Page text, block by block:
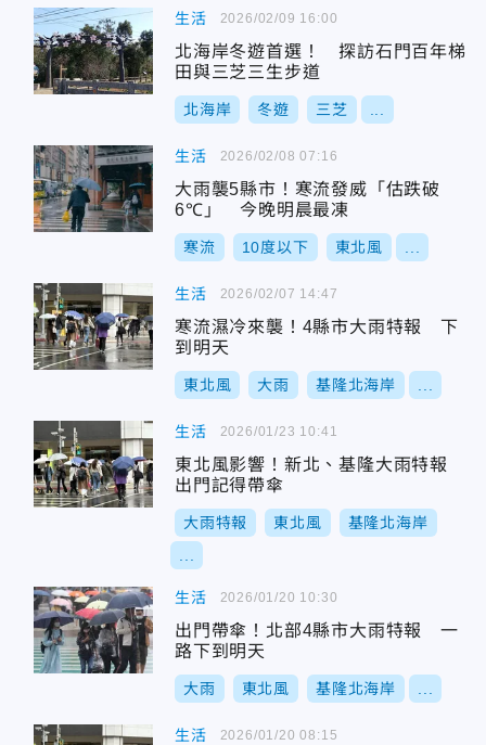
生活
北海岸冬遊首選！ 探訪石門百年梯
田與三芝三生步道
北海岸 冬遊 三芝
2026/02/09 16:00
生活
大雨襲5縣市！寒流發威「估跌破
6℃」 今晚明晨最凍
寒流 10度以下 東北風
2026/02/08 07:16
生活
寒流濕冷來襲！4縣市大雨特報 下
到明天
東北風 大雨 基隆北海岸
2026/02/07 14:47
生活
東北風影響！新北、基隆大雨特報
出門記得帶傘
大雨特報 東北風 基隆北海岸
2026/01/23 10:41
生活
出門帶傘！北部4縣市大雨特報 一
路下到明天
大雨 東北風 基隆北海岸
2026/01/20 10:30
生活 2026/01/20 08:15